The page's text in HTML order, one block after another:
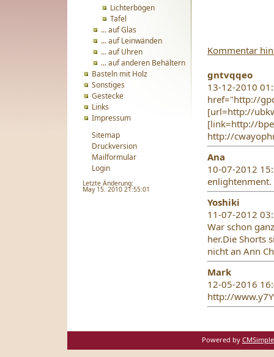
Lichterbögen
Tafel
... auf Glas
... auf Leinwänden
... auf Uhren
... auf anderen Behältern
Basteln mit Holz
Sonstiges
Gestecke
Links
Impressum
Sitemap
Druckversion
Mailformular
Login
Letzte Änderung:
May 15. 2010 21:55:01
Kommentar
gntvqqeo
13-12-2010
href="http://
[url=http://
[link=http://
http://
Ana
10-07-2012
enlightenment.
Yoshiki
11-07-2012
War schon
her.Die Shorts
nicht an Ann
Mark
12-05-2016
http://
Powered by CMSimple